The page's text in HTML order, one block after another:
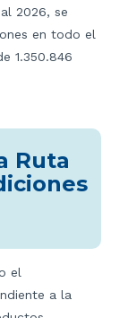
2026, se
en todo el
1.350.846
Ruta
el
a la